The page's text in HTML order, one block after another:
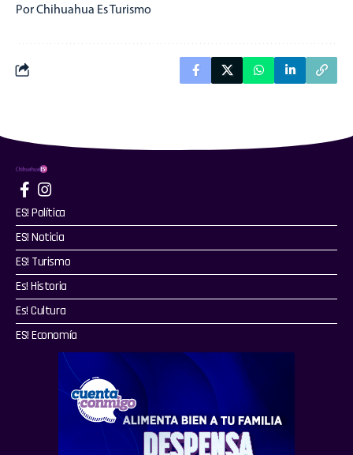
Por Chihuahua Es Turismo
ES! Política
ES! Noticia
ES! Turismo
Es! Historia
Es! Cultura
ES! Economía